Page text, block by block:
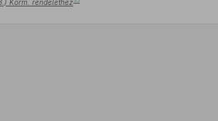
Korm. rendelethez